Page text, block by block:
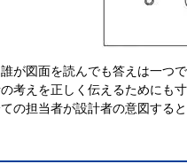
が図面を読んでも答えは一つ
考えを正しく伝えるためにも
の担当者が設計者の意図する